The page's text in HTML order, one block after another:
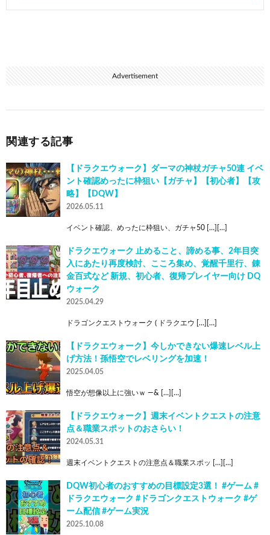
Advertisement
関連する記事
【ドラクエウォーク】ダーマの神杖ガチャ50連 イベ
ント確認めったに枠狙い【ガチャ】【初心者】【攻
略】【DQW】
2026.05.11
イベント確認、めったに枠狙い、ガチャ50 […][…]
ドラクエウォーク 止めること、諦める事、2年目突
入にあたり再度検討、こころ集め、覚醒千里行、錬
金百式など 新規、初心者、復帰プレイヤー向け DQ
ウォーク
2025.04.29
ドラゴンクエストウォーク ( ドラクエウ […][…]
【ドラクエウォーク】今しかできない爆速レベル上
げ方法！孫悟空でレベリングを加速！
2025.04.05
悟空が想像以上に強いｗ —& […][…]
【ドラクエウォーク】週末イベントクエストの注意
点＆職業スポットのおさらい！
2024.05.31
週末イベントクエストの注意点＆職業スポッ […][…]
DQW初心者のおすすめの目標設定3選！ #ゲーム #
ドラクエウォーク #ドラゴンクエストウォーク #ゲ
ーム配信 #ゲーム実況
2025.10.08